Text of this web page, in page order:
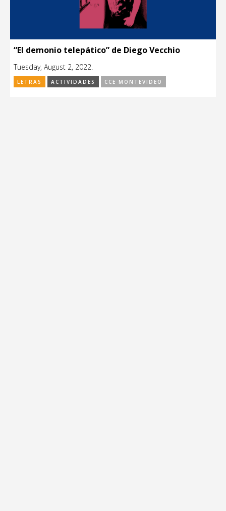
“El demonio telepático” de Diego Vecchio
Tuesday, August 2, 2022.
LETRAS ACTIVIDADES CCE MONTEVIDEO